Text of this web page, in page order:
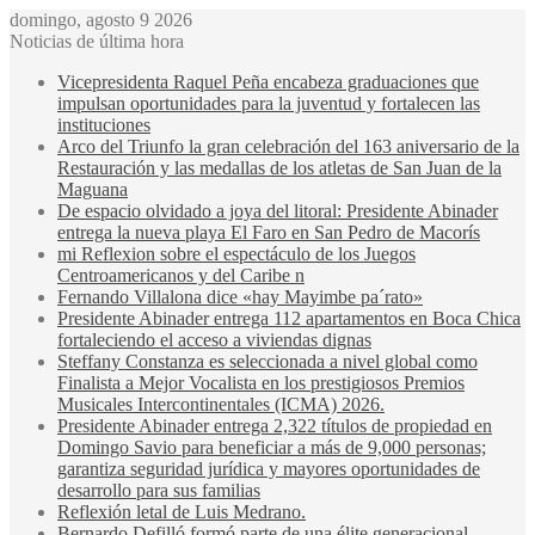
domingo, agosto 9 2026
Noticias de última hora
Vicepresidenta Raquel Peña encabeza graduaciones que
impulsan oportunidades para la juventud y fortalecen las
instituciones
Arco del Triunfo la gran celebración del 163 aniversario de la
Restauración y las medallas de los atletas de San Juan de la
Maguana
De espacio olvidado a joya del litoral: Presidente Abinader
entrega la nueva playa El Faro en San Pedro de Macorís
mi Reflexion sobre el espectáculo de los Juegos
Centroamericanos y del Caribe n
Fernando Villalona dice «hay Mayimbe pa´rato»
Presidente Abinader entrega 112 apartamentos en Boca Chica
fortaleciendo el acceso a viviendas dignas
Steffany Constanza es seleccionada a nivel global como
Finalista a Mejor Vocalista en los prestigiosos Premios
Musicales Intercontinentales (ICMA) 2026.
Presidente Abinader entrega 2,322 títulos de propiedad en
Domingo Savio para beneficiar a más de 9,000 personas;
garantiza seguridad jurídica y mayores oportunidades de
desarrollo para sus familias
Reflexión letal de Luis Medrano.